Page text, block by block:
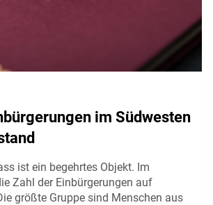
im Südwesten
ist ein begehrtes Objekt. Im
Zahl der Einbürgerungen auf
größte Gruppe sind Menschen aus